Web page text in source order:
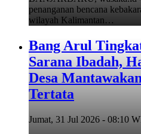
penanganan bencana
wilayah Kalimantan…
Bang Arul
Sarana Ibadah,
Desa
Tertata
Jumat, 31 Jul 2026 - 08:10